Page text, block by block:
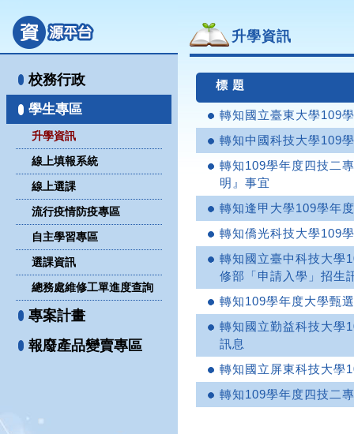
校務行政
學生專區
升學資訊
線上填報系統
線上選課
流行疫情防疫專區
自主學習專區
選課資訊
總務處維修工單進度查詢
專案計畫
報廢產品變賣專區
升學資訊
標 題
轉知國立臺東大學109
轉知中國科技大學109
轉知109學年度四技二
明』事宜
轉知逢甲大學109學年
轉知僑光科技大學109
轉知國立臺中科技大學
修部「申請入學」招生
轉知109學年度大學甄
轉知國立勤益科技大學
訊息
轉知國立屏東科技大學
轉知109學年度四技二